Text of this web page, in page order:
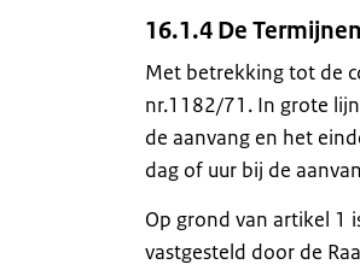
16.1.4 De
Met betrekking tot de
nr.1182/71. In grote
de aanvang en het
dag of uur bij de
Op grond van artikel 1
vastgesteld door de